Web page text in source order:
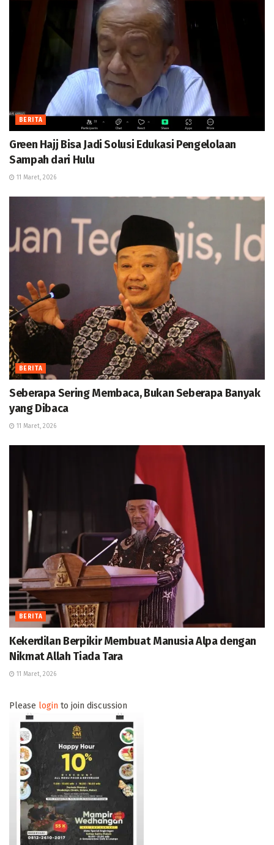
BERITA
Green Hajj Bisa Jadi Solusi Edukasi Pengelolaan
Sampah dari Hulu
11 Maret, 2026
BERITA
Seberapa Sering Membaca, Bukan Seberapa Banyak
yang Dibaca
11 Maret, 2026
BERITA
Kekerdilan Berpikir Membuat Manusia Alpa dengan
Nikmat Allah Tiada Tara
11 Maret, 2026
Please login to join discussion